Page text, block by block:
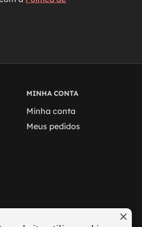
MINHA CONTA
Minha conta
Meus pedidos
×